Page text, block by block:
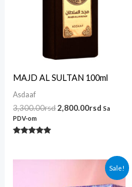
MAJD AL SULTAN 100ml
Asdaaf
3,300.00rsd2,800.00rsd Sa
PDV-om
Sale!
Trenutna
cena
je: